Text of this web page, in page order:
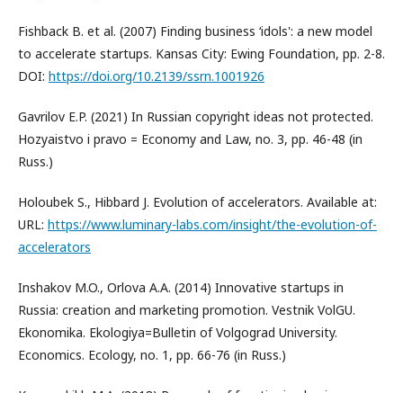
Fishback B. et al. (2007) Finding business ‘idols': a new model
to accelerate startups. Kansas City: Ewing Foundation, pp. 2-8.
DOI: https://doi.org/10.2139/ssrn.1001926
Gavrilov E.P. (2021) In Russian copyright ideas not protected.
Hozyaistvo i pravo = Economy and Law, no. 3, pp. 46-48 (in
Russ.)
Holoubek S., Hibbard J. Evolution of accelerators. Available at:
URL: https://www.luminary-labs.com/insight/the-evolution-of-
accelerators
Inshakov M.O., Orlova A.A. (2014) Innovative startups in
Russia: creation and marketing promotion. Vestnik VolGU.
Ekonomika. Ekologiya=Bulletin of Volgograd University.
Economics. Ecology, no. 1, pp. 66-76 (in Russ.)